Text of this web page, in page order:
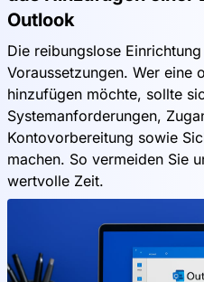
Outlook
Die reibungslose
Voraussetzungen. Wer eine
hinzufügen möchte, sollte
Systemanforderungen,
Kontovorbereitung sowie
machen. So vermeiden Sie
wertvolle Zeit.